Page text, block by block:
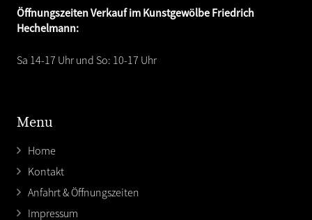
ÖffnungszeitenVerkauf im Kunstgewölbe Friedrich
Hechelmann:
Sa 14-17 Uhr und So: 10-17 Uhr
Menu
Home
Kontakt
Anfahrt & Öffnungszeiten
Impressum